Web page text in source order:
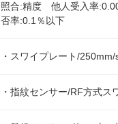
照合:精度 他人受入率
否率:0.1％以下
・スワイプレート/250mm/
・指紋センサー/RF方式ス